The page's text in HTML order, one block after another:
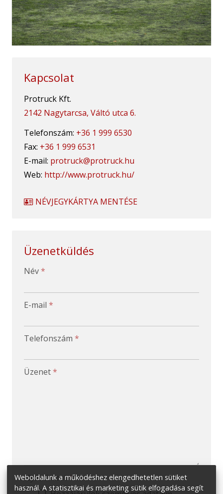
Kapcsolat
Protruck Kft.
2142 Nagytarcsa, Váltó utca 6.
Telefonszám: +36 1 999 6530
Fax: +36 1 999 6531
E-mail: protruck@protruck.hu
Web: http://www.protruck.hu/
NÉVJEGYKÁRTYA MENTÉSE
Üzenetküldés
-
Név*
E-mail *
Telefonszám *
Üzenet*
Nyilatkozat*
Weboldalunk a működéshez elengedhetetlen sütiket
használ. A statisztikai és marketing sütik elfogadása segít